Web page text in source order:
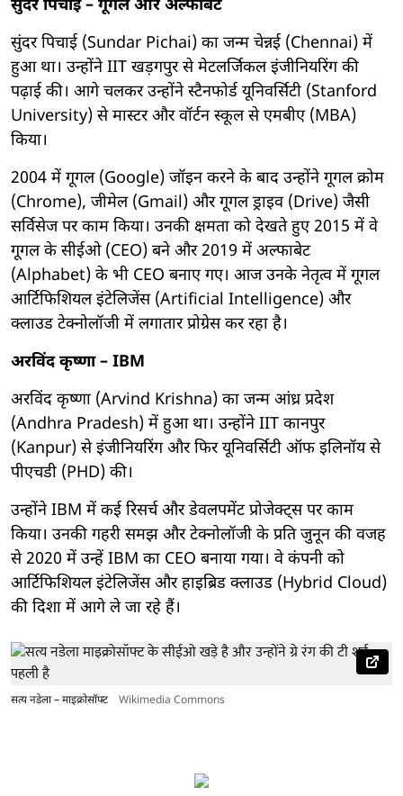
सुंदर पिचाई – गूगल और अल्फाबेट
सुंदर पिचाई (Sundar Pichai) का जन्म चेन्नई (Chennai) में
हुआ था। उन्होंने IIT खड़गपुर से मेटलर्जिकल इंजीनियरिंग की
पढ़ाई की। आगे चलकर उन्होंने स्टैनफोर्ड यूनिवर्सिटी (Stanford
University) से मास्टर और वॉर्टन स्कूल से एमबीए (MBA)
किया।
2004 में गूगल (Google) जॉइन करने के बाद उन्होंने गूगल क्रोम
(Chrome), जीमेल (Gmail) और गूगल ड्राइव (Drive) जैसी
सर्विसेज पर काम किया। उनकी क्षमता को देखते हुए 2015 में वे
गूगल के सीईओ (CEO) बने और 2019 में अल्फाबेट
(Alphabet) के भी CEO बनाए गए। आज उनके नेतृत्व में गूगल
आर्टिफिशियल इंटेलिजेंस (Artificial Intelligence) और
क्लाउड टेक्नोलॉजी में लगातार प्रोग्रेस कर रहा है।
अरविंद कृष्णा – IBM
अरविंद कृष्णा (Arvind Krishna) का जन्म आंध्र प्रदेश
(Andhra Pradesh) में हुआ था। उन्होंने IIT कानपुर
(Kanpur) से इंजीनियरिंग और फिर यूनिवर्सिटी ऑफ इलिनॉय से
पीएचडी (PHD) की।
उन्होंने IBM में कई रिसर्च और डेवलपमेंट प्रोजेक्ट्स पर काम
किया। उनकी गहरी समझ और टेक्नोलॉजी के प्रति जुनून की वजह
से 2020 में उन्हें IBM का CEO बनाया गया। वे कंपनी को
आर्टिफिशियल इंटेलिजेंस और हाइब्रिड क्लाउड (Hybrid Cloud)
की दिशा में आगे ले जा रहे हैं।
सत्य नडेला – माइक्रोसॉफ्ट Wikimedia Commons